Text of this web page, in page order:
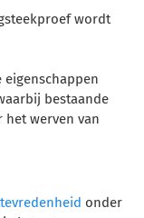
wordt
bestaande
het werven van
onder